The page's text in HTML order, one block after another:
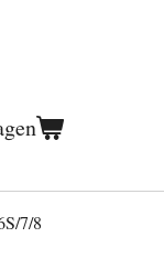
7/8